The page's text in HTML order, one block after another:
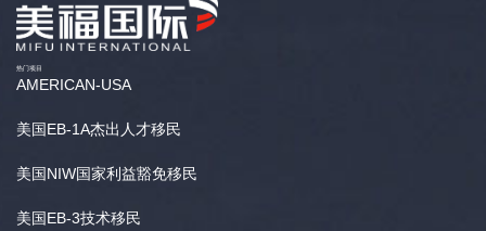
热门项目
AMERICAN-USA
美国EB-1A杰出人才移民
美国NIW国家利益豁免移民
美国EB-3技术移民